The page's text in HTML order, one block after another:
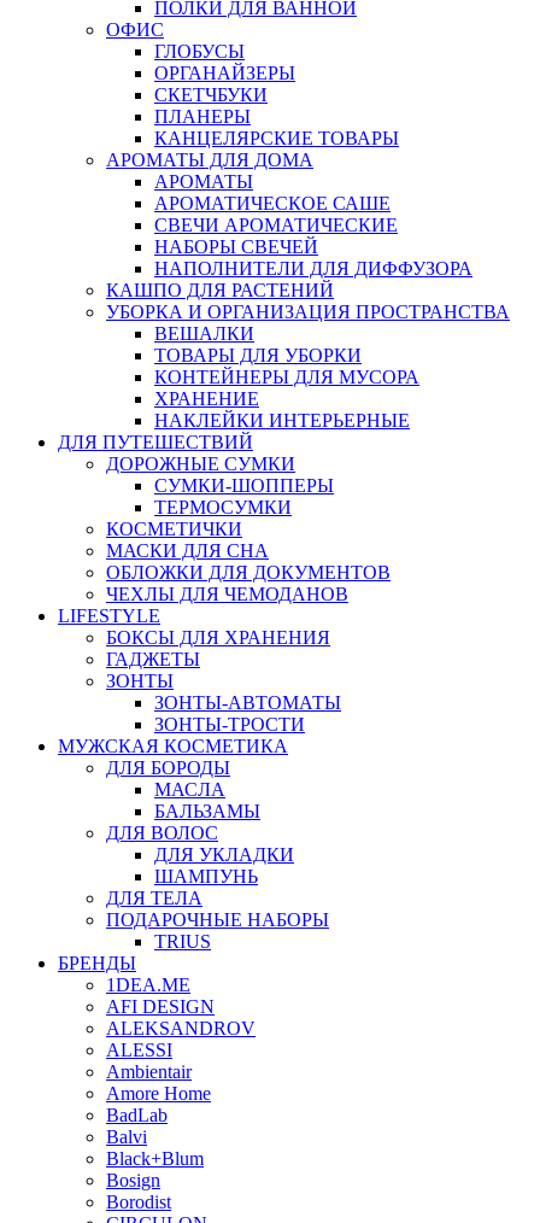
ПОЛКИ ДЛЯ ВАННОЙ
ОФИС
ГЛОБУСЫ
ОРГАНАЙЗЕРЫ
СКЕТЧБУКИ
ПЛАНЕРЫ
КАНЦЕЛЯРСКИЕ ТОВАРЫ
АРОМАТЫ ДЛЯ ДОМА
АРОМАТЫ
АРОМАТИЧЕСКОЕ САШЕ
СВЕЧИ АРОМАТИЧЕСКИЕ
НАБОРЫ СВЕЧЕЙ
НАПОЛНИТЕЛИ ДЛЯ ДИФФУЗОРА
КАШПО ДЛЯ РАСТЕНИЙ
УБОРКА И ОРГАНИЗАЦИЯ ПРОСТРАНСТВА
ВЕШАЛКИ
ТОВАРЫ ДЛЯ УБОРКИ
КОНТЕЙНЕРЫ ДЛЯ МУСОРА
ХРАНЕНИЕ
НАКЛЕЙКИ ИНТЕРЬЕРНЫЕ
ДЛЯ ПУТЕШЕСТВИЙ
ДОРОЖНЫЕ СУМКИ
СУМКИ-ШОППЕРЫ
ТЕРМОСУМКИ
КОСМЕТИЧКИ
МАСКИ ДЛЯ СНА
ОБЛОЖКИ ДЛЯ ДОКУМЕНТОВ
ЧЕХЛЫ ДЛЯ ЧЕМОДАНОВ
LIFESTYLE
БОКСЫ ДЛЯ ХРАНЕНИЯ
ГАДЖЕТЫ
ЗОНТЫ
ЗОНТЫ-АВТОМАТЫ
ЗОНТЫ-ТРОСТИ
МУЖСКАЯ КОСМЕТИКА
ДЛЯ БОРОДЫ
МАСЛА
БАЛЬЗАМЫ
ДЛЯ ВОЛОС
ДЛЯ УКЛАДКИ
ШАМПУНЬ
ДЛЯ ТЕЛА
ПОДАРОЧНЫЕ НАБОРЫ
TRIUS
БРЕНДЫ
1DEA.ME
AFI DESIGN
ALEKSANDROV
ALESSI
Ambientair
Amore Home
BadLab
Balvi
Black+Blum
Bosign
Borodist